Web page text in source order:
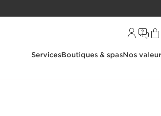
ServicesBoutiques & spasNos